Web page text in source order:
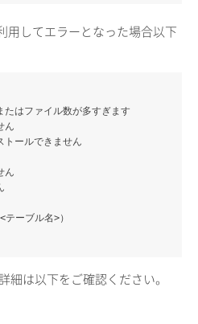
用してエラーとなった場合以下
たはファイル数が多すぎます
ん
トールできません
ん
ーブル名>）
細は以下をご確認ください。